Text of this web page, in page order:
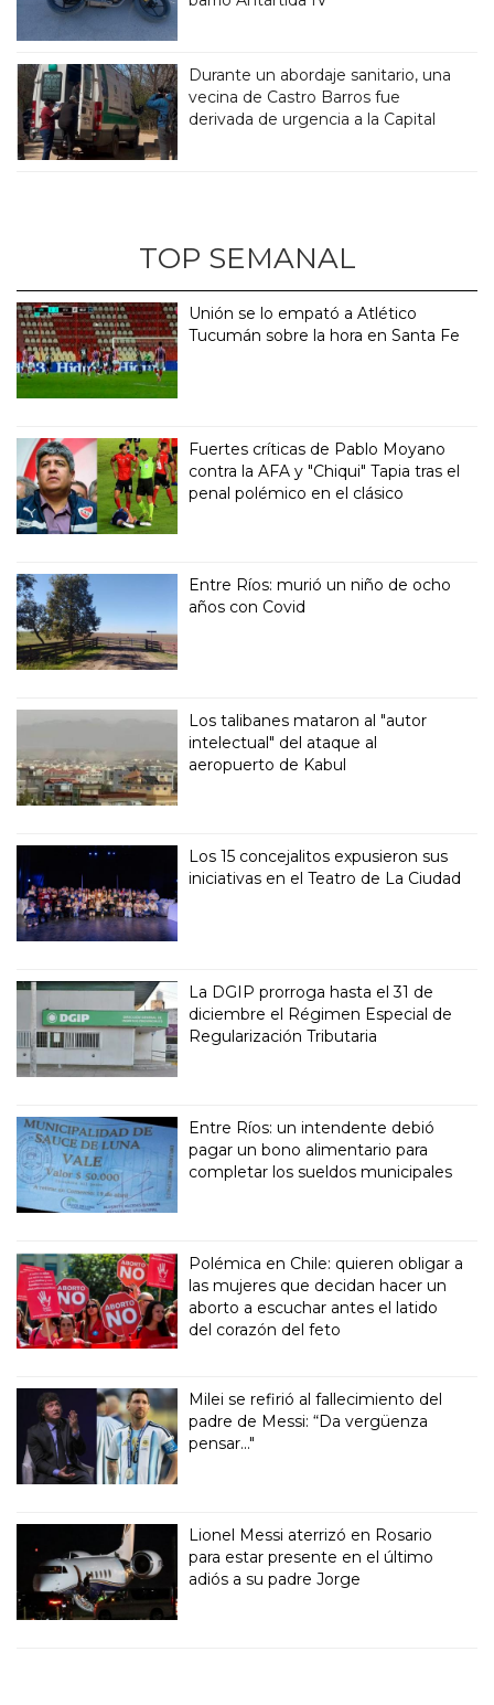
Durante un abordaje sanitario, una
vecina de Castro Barros fue
derivada de urgencia a la Capital
TOP SEMANAL
Unión se lo empató a Atlético
Tucumán sobre la hora en Santa Fe
Fuertes críticas de Pablo Moyano
contra la AFA y "Chiqui" Tapia tras el
penal polémico en el clásico
Entre Ríos: murió un niño de ocho
años con Covid
Los talibanes mataron al "autor
intelectual" del ataque al
aeropuerto de Kabul
Los 15 concejalitos expusieron sus
iniciativas en el Teatro de La Ciudad
La DGIP prorroga hasta el 31 de
diciembre el Régimen Especial de
Regularización Tributaria
Entre Ríos: un intendente debió
pagar un bono alimentario para
completar los sueldos municipales
Polémica en Chile: quieren obligar a
las mujeres que decidan hacer un
aborto a escuchar antes el latido
del corazón del feto
Milei se refirió al fallecimiento del
padre de Messi: “Da vergüenza
pensar..."
Lionel Messi aterrizó en Rosario
para estar presente en el último
adiós a su padre Jorge